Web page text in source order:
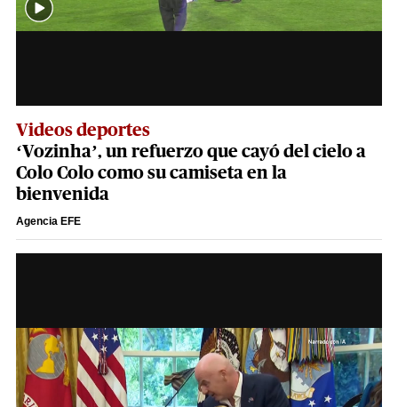
Videos deportes
‘Vozinha’, un refuerzo que cayó del cielo a
Colo Colo como su camiseta en la
bienvenida
Agencia EFE